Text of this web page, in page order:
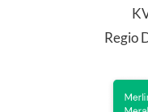
Regio